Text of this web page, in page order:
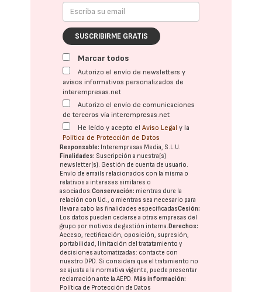
SUSCRIBIRME GRATIS
Marcar todos
Autorizo el envío de newsletters y
avisos informativos personalizados de
interempresas.net
Autorizo el envío de comunicaciones
de terceros vía interempresas.net
He leído y acepto elAviso Legal y la
Política de Protección de Datos
Responsable: Interempresas Media, S.L.U.
Finalidades: Suscripción a nuestra(s)
newsletter(s). Gestión de cuenta de usuario.
Envío de emails relacionados con la misma o
relativos a intereses similares o
asociados.Conservación: mientras dure la
relación con Ud., o mientras sea necesario para
llevar a cabo las finalidades especificadasCesión:
Los datos pueden cederse a otras empresas del
grupo por motivos de gestión interna.Derechos:
Acceso, rectificación, oposición, supresión,
portabilidad, limitación del tratatamiento y
decisiones automatizadas: contacte con
nuestro DPD. Si considera que el tratamiento no
se ajusta a la normativa vigente, puede presentar
reclamación ante laAEPD.Más información:
Política de Protección de Datos